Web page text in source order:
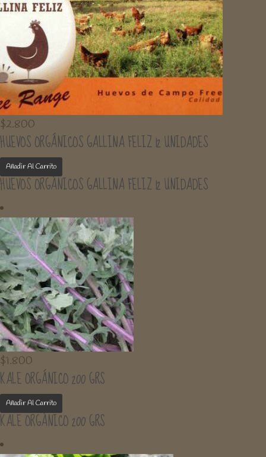
$2.800
HUEVOS ORGÁNICOS GALLINA FELIZ 12 UNIDADES
Añadir Al Carrito
HUEVOS ORGÁNICOS GALLINA FELIZ 12 UNIDADES
$1.800
KALE ORGÁNICO 200 GRS
Añadir Al Carrito
KALE ORGÁNICO 200 GRS